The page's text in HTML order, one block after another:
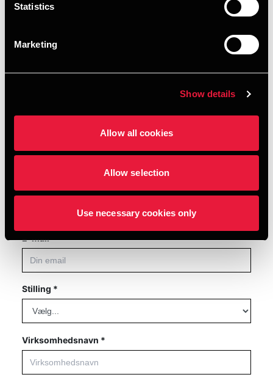
Statistics
Marketing
Show details
Allow all cookies
Allow selection
Use necessary cookies only
Som en global organisation inden for professionelle
navigere sikkert i et komplekst og omskifteligt miljø.
bæredygtighed til en drivkraft for værdi og
E-mail *
Stilling *
Virksomhedsnavn *